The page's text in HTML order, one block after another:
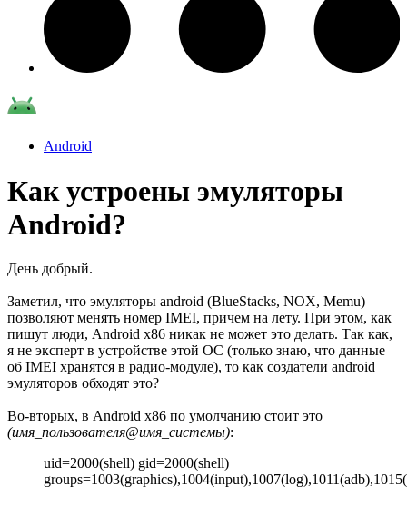
Android
Как устроены эмуляторы
Android?
День добрый.
Заметил, что эмуляторы android (BlueStacks, NOX, Memu)
позволяют менять номер IMEI, причем на лету. При этом, как
пишут люди, Android x86 никак не может это делать. Так как,
я не эксперт в устройстве этой ОС (только знаю, что данные
об IMEI хранятся в радио-модуле), то как создатели android
эмуляторов обходят это?
Во-вторых, в Android x86 по умолчанию стоит это
(имя_пользователя@имя_системы):
uid=2000(shell) gid=2000(shell)